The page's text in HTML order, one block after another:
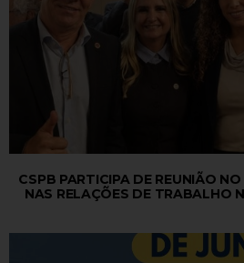
CSPB PARTICIPA DE REUNIÃO
NAS RELAÇÕES DE TRABALHO